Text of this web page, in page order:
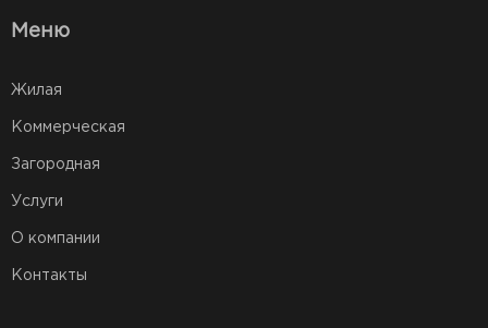
Меню
Жилая
Коммерческая
Загородная
Услуги
О компании
Контакты